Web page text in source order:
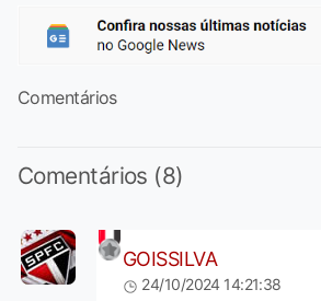
Comentários
Comentários (8)
GOISSILVA
24/10/2024 14:21:38